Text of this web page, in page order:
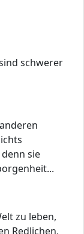
schwerer
sie
zu leben,
Redlichen,